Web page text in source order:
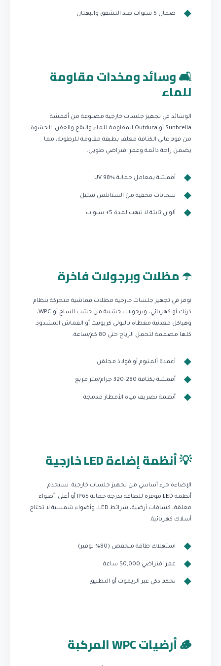
ضمان 5 سنوات ضد التشقق والبهتان
🛋️ وسائد ومخدات مقاومة
للماء
الوسائد في تجهيز جلسات خارجية مصنوعة من أقمشة
Sunbrella أو Outdura المقاومة للماء والبقع والعفن. الحشوة
من فوم عالي الكثافة مغلف بطبقة مقاومة للرطوبة، مما
يضمن راحة دائمة وعمر افتراضي طويل.
أقمشة بمعامل حماية UV 98%
سحابات مخفية من الستانلس ستيل
ألوان ثابتة لا تبهت لمدة 5+ سنوات
☂️ مظلات وبرجولات فاخرة
نوفر في تجهيز جلسات خارجية مظلات قماشية متحركة بنظام
كرنك أو كهربائي، وبرجولات خشبية من خشب الساج أو WPC،
وهياكل معدنية مغطاة بالبولي كربونيت أو القماش المشدود.
كلها مصممة لتحمل الرياح حتى 80 كم/ساعة.
أعمدة ألمنيوم أو فولاذ مجلفن
أقمشة بكثافة 280-320 جرام/متر مربع
أنظمة تصريف مياه الأمطار مدمجة
💡 أنظمة إضاءة LED خارجية
الإضاءة جزء أساسي من تجهيز جلسات خارجية. نستخدم
أنظمة LED موفرة للطاقة بدرجة حماية IP65 أو أعلى. أضواء
معلقة، كشافات أرضية، شرائط LED، وأضواء شمسية لا تحتاج
أسلاك كهربائية.
استهلاك طاقة منخفض (80% توفير)
عمر افتراضي 50,000 ساعة
تحكم ذكي عبر الريموت أو التطبيق
🪵 أرضيات WPC المركبة